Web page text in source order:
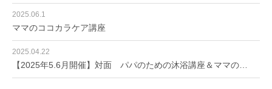
2025.06.1
ママのココカラケア講座
2025.04.22
【2025年5.6月開催】対面 パパのための沐浴講座＆ママの…